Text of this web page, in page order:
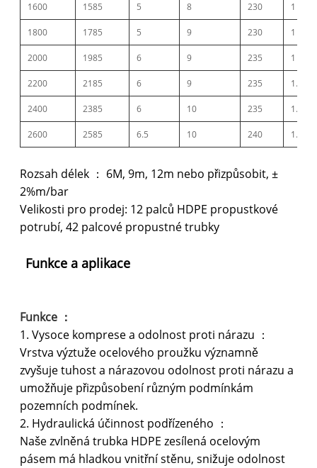
1600 1585 5 8 230 1
1800 1785 5 9 230 1
2000 1985 6 9 235 1
2200 2185 6 9 235 1.2
2400 2385 6 10 235 1.2
2600 2585 6.5 10 240 1.2
Rozsah délek ： 6M, 9m, 12m nebo přizpůsobit, ±
2%m/bar
Velikosti pro prodej: 12 palců HDPE propustkové
potrubí, 42 palcové propustné trubky
Funkce a aplikace
Funkce ：
1. Vysoce komprese a odolnost proti nárazu ：
Vrstva výztuže ocelového proužku významně
zvyšuje tuhost a nárazovou odolnost proti nárazu a
umožňuje přizpůsobení různým podmínkám
pozemních podmínek.
2. Hydraulická účinnost podřízeného ：
Naše zvlněná trubka HDPE zesílená ocelovým
pásem má hladkou vnitřní stěnu, snižuje odolnost